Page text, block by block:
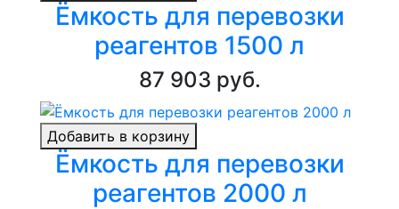
Ёмкость для перевозки
реагентов 1500 л
87 903 руб.
Добавить в корзину
Ёмкость для перевозки
реагентов 2000 л